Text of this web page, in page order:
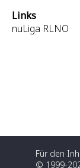
Links
nuLiga RLNO
Für den
© 1999-